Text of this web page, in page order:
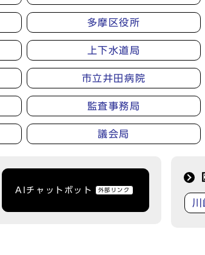
多摩区役所
上下水道局
市立井田病院
監査事務局
議会局
AIチャットボット 外部リンク
川